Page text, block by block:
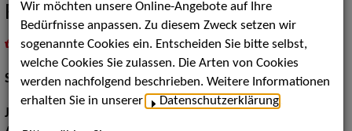
Roxana Clemenz
als PDF speichern
inMeine Merklistelegen
Schauspiel:Bühne, Film und TV
Jahrgang:
Wir möchten unsere Online-Angebote auf Ihre
Bedürfnisse anpassen. Zu diesem Zweck setzen wir
sogenannte Cookies ein. Entscheiden Sie bitte selbst,
welche Cookies Sie zulassen. Die Arten von Cookies
werden nachfolgend beschrieben. Weitere Informationen
erhalten Sie in unserer
Datenschutzerklärung